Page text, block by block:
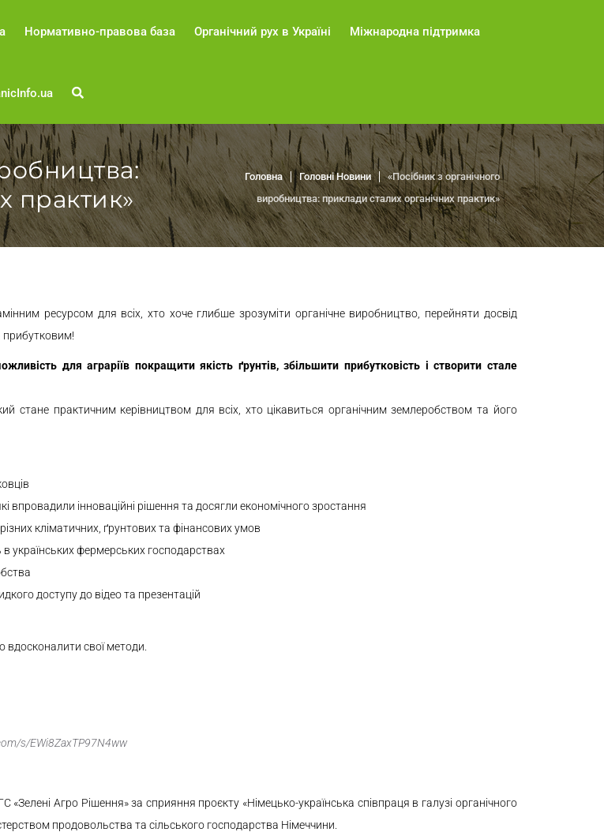
Нормативно-правова база Органічний рух в Україні Міжнародна підтримка
практик»
Головна Головні Новини
«Посібник з органічного
виробництва: приклади сталих органічних практик»
ресурсом для всіх, хто хоче глибше зрозуміти органічне виробництво, перейняти досвід
прибутковим!
для аграріїв покращити якість ґрунтів, збільшити прибутковість і створити стале
стане практичним керівництвом для всіх, хто цікавиться органічним землеробством та його
впровадили інноваційні рішення та досягли економічного зростання
кліматичних, ґрунтових та фінансових умов
в українських фермерських господарствах
доступу до відео та презентацій
вдосконалити свої методи.
s/EWi8ZaxTP97N4ww
Агро Рішення» за сприяння проєкту «Німецько-українська співпраця в галузі органічного
продовольства та сільського господарства Німеччини.